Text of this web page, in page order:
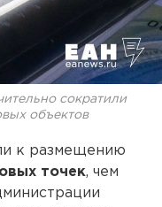
сократили
объектов
к размещению
точек, чем